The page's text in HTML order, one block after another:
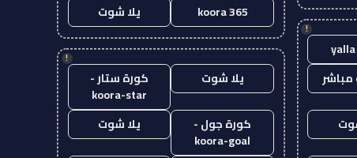
!
مباشر
koora 365
يلا شوت
!
يلا شوت
كورة ستار -
koora-star
كورة جول -
koora-goal
يلا شوت